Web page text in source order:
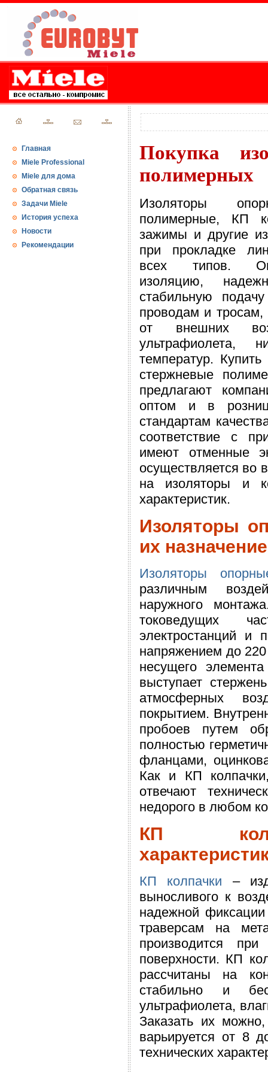
Главная
Miele Professional
Miele для дома
Обратная связь
Задачи Miele
История успеха
Новости
Рекомендации
Покупка
полимерных
Изоляторы
полимерные, КП
зажимы и другие
при прокладке
всех типов.
изоляцию,
стабильную
проводам и тросам,
от внешних
ультрафиолета,
температур.
стержневые
предлагают
оптом и в
стандартам
соответствие с
имеют отменные
осуществляется во
на изоляторы и
характеристик.
Изоляторы
их назначение
Изоляторы
различным
наружного
токоведущих
электростанций и
напряжением до 220
несущего
выступает
атмосферных
покрытием.
пробоев путем
полностью
фланцами,
Как и КП
отвечают
недорого в любом
КП
КП колпачки –
выносливого к
надежной
траверсам на
производится
поверхности. КП
рассчитаны на
стабильно и
ультрафиолета,
Заказать их
варьируется от 8
технических